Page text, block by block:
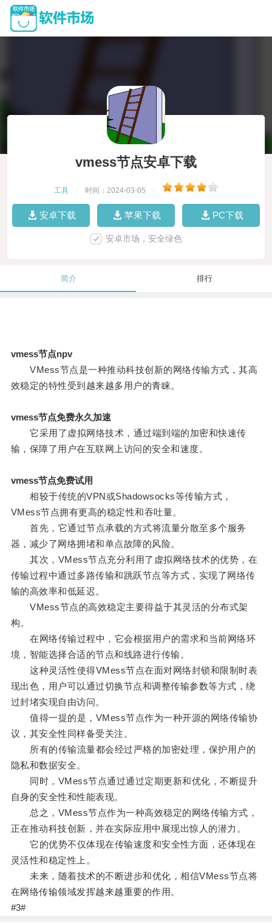
vmess节点安卓下载
工具 时间：2024-03-05
安卓下载 苹果下载 PC下载
安卓市场，安全绿色
简介 排行
vmess节点npv
VMess节点是一种推动科技创新的网络传输方式，其高
效稳定的特性受到越来越多用户的青睐。
vmess节点免费永久加速
它采用了虚拟网络技术，通过端到端的加密和快速传
输，保障了用户在互联网上访问的安全和速度。
vmess节点免费试用
相较于传统的VPN或Shadowsocks等传输方式，
VMess节点拥有更高的稳定性和吞吐量。
首先，它通过节点承载的方式将流量分散至多个服务
器，减少了网络拥堵和单点故障的风险。
其次，VMess节点充分利用了虚拟网络技术的优势，在
传输过程中通过多路传输和跳跃节点等方式，实现了网络传
输的高效率和低延迟。
VMess节点的高效稳定主要得益于其灵活的分布式架
构。
在网络传输过程中，它会根据用户的需求和当前网络环
境，智能选择合适的节点和线路进行传输。
这种灵活性使得VMess节点在面对网络封锁和限制时表
现出色，用户可以通过切换节点和调整传输参数等方式，绕
过封堵实现自由访问。
值得一提的是，VMess节点作为一种开源的网络传输协
议，其安全性同样备受关注。
所有的传输流量都会经过严格的加密处理，保护用户的
隐私和数据安全。
同时，VMess节点通过通过定期更新和优化，不断提升
自身的安全性和性能表现。
总之，VMess节点作为一种高效稳定的网络传输方式，
正在推动科技创新，并在实际应用中展现出惊人的潜力。
它的优势不仅体现在传输速度和安全性方面，还体现在
灵活性和稳定性上。
未来，随着技术的不断进步和优化，相信VMess节点将
在网络传输领域发挥越来越重要的作用。
#3#